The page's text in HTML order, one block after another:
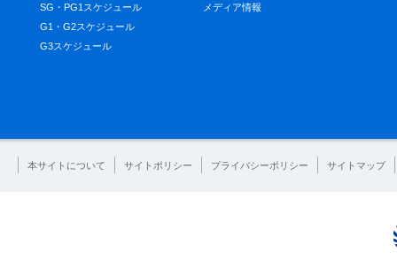
SG・PG1スケジュール
G1・G2スケジュール
G3スケジュール
メディア情報
本サイトについて サイトポリシー プライバシーポリシー サイトマップ